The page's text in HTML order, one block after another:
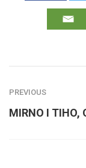
PREVIOUS
MIRNO I TIHO,